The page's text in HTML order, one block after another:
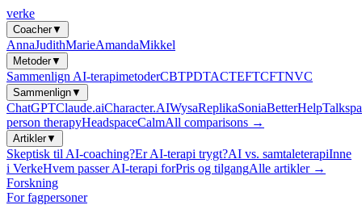
verke
Coacher▼
AnnaJudithMarieAmandaMikkel
Metoder▼
Sammenlign AI-terapimetoderCBTPDTACTEFTCFTNVC
Sammenlign▼
ChatGPTClaude.aiCharacter.AIWysaReplikaSoniaBetterHelp
person therapyHeadspaceCalmAll comparisons →
Artikler▼
Skeptisk til AI-coaching?Er AI-terapi trygt?AI vs. samtaleterapiInne
i VerkeHvem passer AI-terapi forPris og tilgangAlle artikler →
Forskning
For fagpersoner